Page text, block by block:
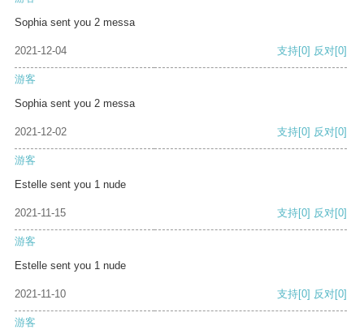
Sophia sent you 2 messa
2021-12-04 支持[0] 反对[0]
游客
Sophia sent you 2 messa
2021-12-02 支持[0] 反对[0]
游客
Estelle sent you 1 nude
2021-11-15 支持[0] 反对[0]
游客
Estelle sent you 1 nude
2021-11-10 支持[0] 反对[0]
游客